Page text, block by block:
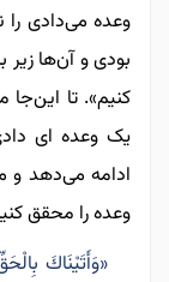
وعده می‌دادی را
بودی و آن‌ها زیر
کنیم». تا این‌جا
یک وعده ای
ادامه می‌دهد و
وعده را محقق
«وَأَتَيْنَاكَ